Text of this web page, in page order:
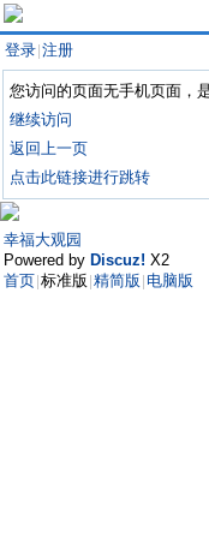
登录 注册
您访问的页面无手机页面，
继续访问
返回上一页
点击此链接进行跳转
幸福大观园
Powered by Discuz! X2
首页 标准版 精简版 电脑版